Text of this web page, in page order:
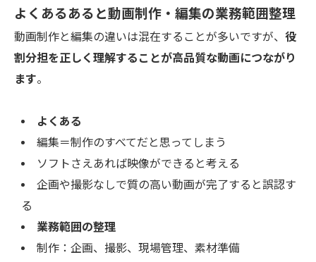
よくあるあると動画制作・編集の業務範囲整理
動画制作と編集の違いは混在することが多いですが、 役
割分担を正しく理解することが高品質な動画につながり
ます。
よくある
編集＝制作のすべてだと思ってしまう
ソフトさえあれば映像ができると考える
企画や撮影なしで質の高い動画が完了すると誤認す
る
業務範囲の整理
制作：企画、撮影、現場管理、素材準備